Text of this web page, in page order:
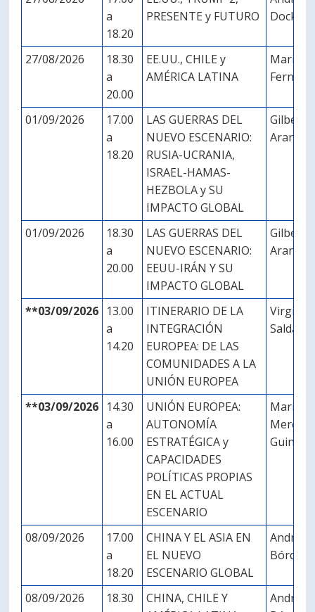
a
18.20
PRESENTE y FUTURO
27/08/2026
18.30
a
20.00
EE.UU., CHILE y
AMÉRICA LATINA
Mariano
01/09/2026
17.00
a
18.20
LAS GUERRAS DEL
NUEVO ESCENARIO:
RUSIA-UCRANIA,
ISRAEL-HAMAS-
HEZBOLA y SU
IMPACTO GLOBAL
Gilberto
Aranda
01/09/2026
18.30
a
20.00
LAS GUERRAS DEL
NUEVO ESCENARIO:
EEUU-IRÁN Y SU
IMPACTO GLOBAL
Gilberto
Aranda
**03/09/2026 13.00
a
14.20
ITINERARIO DE LA
INTEGRACIÓN
EUROPEA: DE LAS
COMUNIDADES A LA
UNIÓN EUROPEA
Virginia
Saldaña
**03/09/2026 14.30
a
16.00
UNIÓN EUROPEA:
AUTONOMÍA
ESTRATÉGICA y
CAPACIDADES
POLÍTICAS PROPIAS
EN EL ACTUAL
ESCENARIO
María
Guinea
08/09/2026
17.00
a
18.20
CHINA Y EL ASIA EN
EL NUEVO
ESCENARIO GLOBAL
Andrés
Bórquez
08/09/2026
18.30
CHINA, CHILE Y
Andrés